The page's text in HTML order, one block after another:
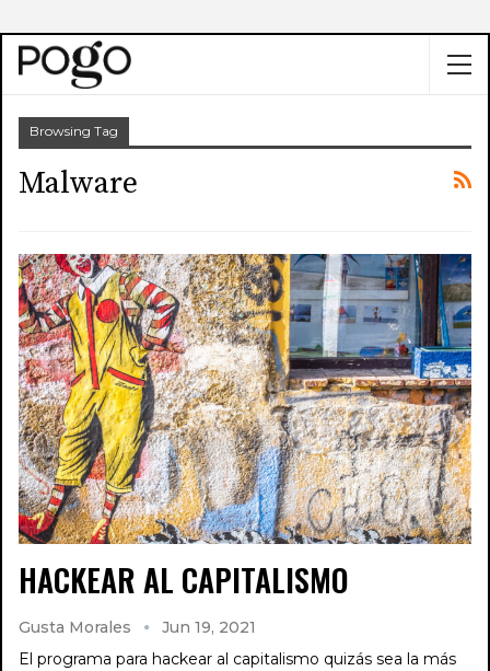
Browsing Tag
Malware
HACKEAR AL CAPITALISMO
Gusta Morales
Jun 19, 2021
El programa para hackear al capitalismo quizás sea la más